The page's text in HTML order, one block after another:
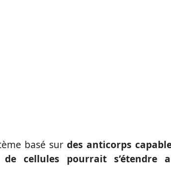
basé sur des anticorps
cellules pourrait s’étendre